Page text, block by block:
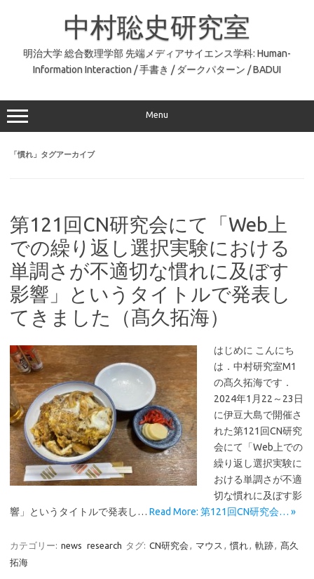
中村聡史研究室
明治大学 総合数理学部 先端メディアサイエンス学科: Human-
Information Interaction / 手書き / ダークパターン / BADUI
Menu
「慣れ 」タグアーカイブ
第121回CN研究会にて「Web上
での繰り返し選択実験における
単調さが不適切な慣れに及ぼす
影響」というタイトルで発表し
てきました（髙久拓海）
はじめに こんにち
は．中村研究室M1
の髙久拓海です．
2024年1月22～23日
に伊豆大島で開催さ
れた第121回CN研究
会にて「Web上での
繰り返し選択実験に
おける単調さが不適
切な慣れに及ぼす影
響」というタイトルで発表し… Read More: 第121回CN研究会… »
カテゴリー: news research タグ: CN研究会 , マウス , 慣れ, 軌跡, 髙久
拓海